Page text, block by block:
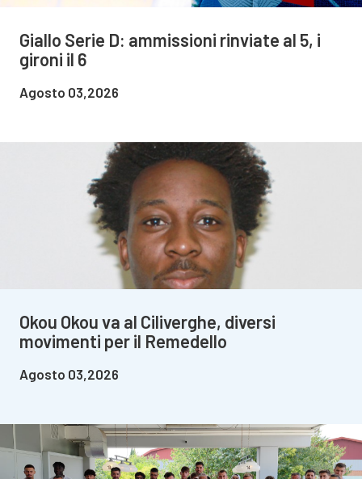
Giallo Serie D: ammissioni rinviate al 5, i
gironi il 6
Agosto 03,2026
Okou Okou va al Ciliverghe, diversi
movimenti per il Remedello
Agosto 03,2026